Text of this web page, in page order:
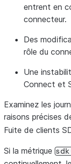
entrent en
connecteur.
Des
rôle du
Une
Connect et
Examinez les
raisons précises
Fuite de clients
Si la métrique